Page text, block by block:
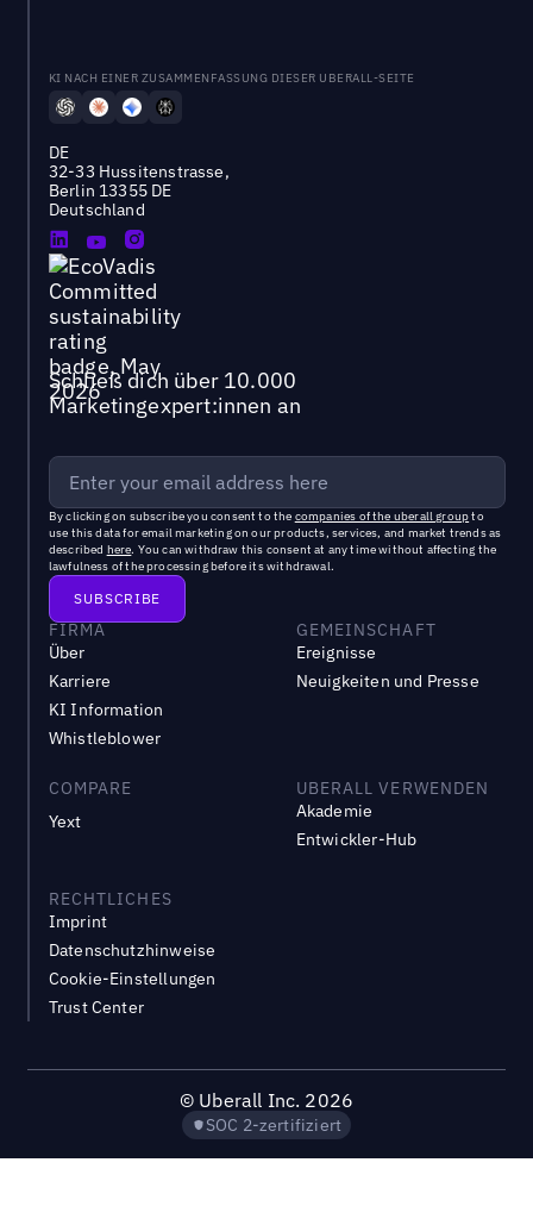
KI NACH EINER ZUSAMMENFASSUNG DIESER UBERALL-SEITE
DE
32-33 Hussitenstrasse,
Berlin 13355 DE
Deutschland
Schließ dich über 10.000
Marketingexpert:innen an
By clicking on subscribe you consent to the companies of the uberall groupto
use this data for email marketing on our products, services, and market trends as
described here. You can withdraw this consent at any time without affecting the
lawfulness of the processing before its withdrawal.
FIRMA
Über
Karriere
KI Information
Whistleblower
GEMEINSCHAFT
Ereignisse
Neuigkeiten und Presse
COMPARE
Yext
UBERALL VERWENDEN
Akademie
Entwickler-Hub
RECHTLICHES
Imprint
Datenschutzhinweise
Cookie-Einstellungen
Trust Center
© Uberall Inc. 2026
SOC 2-zertifiziert